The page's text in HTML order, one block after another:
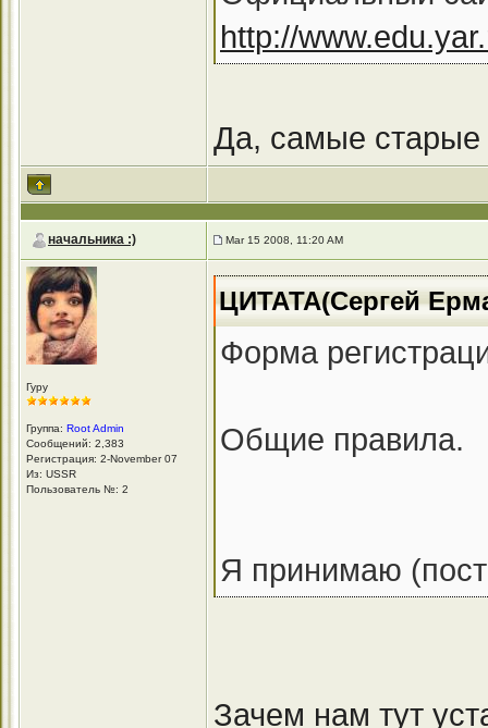
http://
Да, самые
начальника :) Mar 15 2008, 11:20 AM
Гуру
Группа: Root Admin
Сообщений: 2,383
Регистрация: 2-November 07
Из: USSR
Пользователь №: 2
ЦИТАТА(Сергей
Форма
Общие правила.
Я принимаю
Зачем нам тут